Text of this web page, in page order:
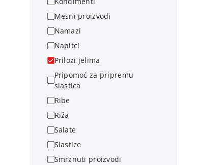
Mesni proizvodi
Namazi
Napitci
Prilozi jelima
Pripomoć za pripremu
slastica
Ribe
Riža
Salate
Slastice
Smrznuti proizvodi